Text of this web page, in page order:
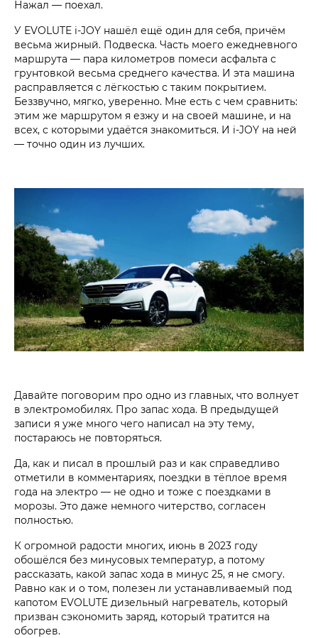
Нажал — поехал.
У EVOLUTE i‑JOY нашёл ещё один для себя, причём
весьма жирный. Подвеска. Часть моего ежедневного
маршрута — пара километров помеси асфальта с
грунтовкой весьма среднего качества. И эта машина
расправляется с лёгкостью с таким покрытием.
Беззвучно, мягко, уверенно. Мне есть с чем сравнить:
этим же маршрутом я езжу и на своей машине, и на
всех, с которыми удаётся знакомиться. И i‑JOY на ней
— точно один из лучших.
Давайте поговорим про одно из главных, что волнует
в электромобилях. Про запас хода. В предыдущей
записи я уже много чего написал на эту тему,
постараюсь не повторяться.
Да, как и писал в прошлый раз и как справедливо
отметили в комментариях, поездки в тёплое время
года на электро — не одно и тоже с поездками в
морозы. Это даже немного читерство, согласен
полностью.
К огромной радости многих, июнь в 2023 году
обошёлся без минусовых температур, а потому
рассказать, какой запас хода в минус 25, я не смогу.
Равно как и о том, полезен ли устанавливаемый под
капотом EVOLUTE дизельный нагреватель, который
призван сэкономить заряд, который тратится на
обогрев.